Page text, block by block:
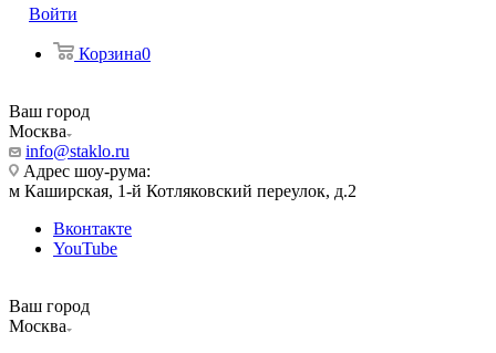
Войти
Корзина0
Ваш город
Москва
info@staklo.ru
Адрес шоу-рума:
м Каширская, 1-й Котляковский переулок, д.2
Вконтакте
YouTube
Ваш город
Москва